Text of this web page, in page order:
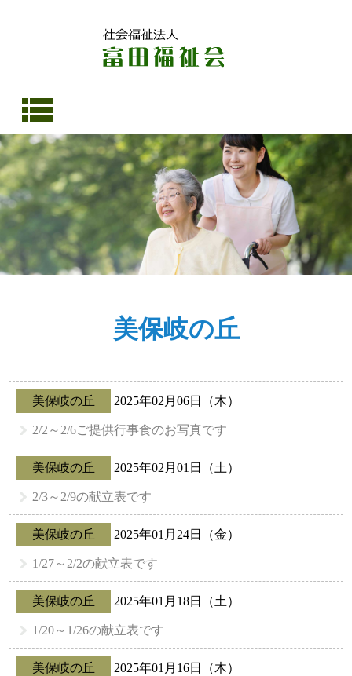
美保岐の丘
美保岐の丘 2025年02月06日（木）
2/2～2/6ご提供行事食のお写真です
美保岐の丘 2025年02月01日（土）
2/3～2/9の献立表です
美保岐の丘 2025年01月24日（金）
1/27～2/2の献立表です
美保岐の丘 2025年01月18日（土）
1/20～1/26の献立表です
美保岐の丘 2025年01月16日（木）